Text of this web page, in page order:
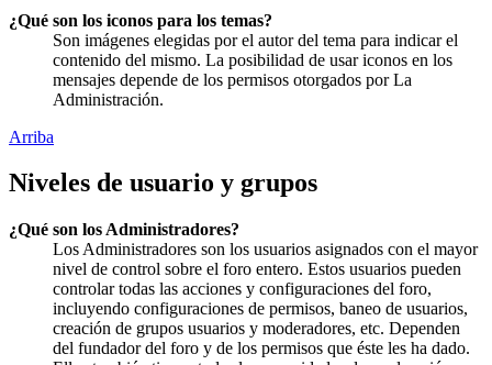
¿Qué son los iconos para los temas?
Son imágenes elegidas por el autor del tema para indicar el
contenido del mismo. La posibilidad de usar iconos en los
mensajes depende de los permisos otorgados por La
Administración.
Arriba
Niveles de usuario y grupos
¿Qué son los Administradores?
Los Administradores son los usuarios asignados con el mayor
nivel de control sobre el foro entero. Estos usuarios pueden
controlar todas las acciones y configuraciones del foro,
incluyendo configuraciones de permisos, baneo de usuarios,
creación de grupos usuarios y moderadores, etc. Dependen
del fundador del foro y de los permisos que éste les ha dado.